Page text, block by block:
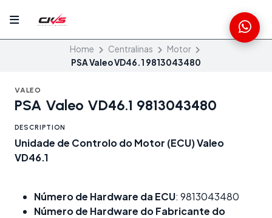
Home Centralinas
Motor
PSA Valeo VD46.1 9813043480
VALEO
PSA Valeo VD46.1 9813043480
DESCRIPTION
Unidade de Controlo do Motor (ECU) Valeo
VD46.1
Número de Hardware da ECU: 9813043480
Número de Hardware do Fabricante do